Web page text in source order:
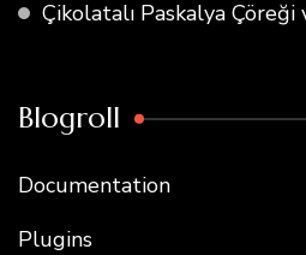
Çikolatalı Paskalya
Blogroll
Documentation
Plugins